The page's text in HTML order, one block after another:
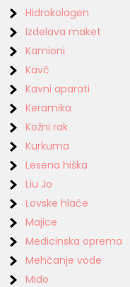
Hidrokolagen
Izdelava maket
Kamioni
Kavč
Kavni aparati
Keramika
Kožni rak
Kurkuma
Lesena hiška
Liu Jo
Lovske hlače
Majice
Medicinska oprema
Mehčanje vode
Mido